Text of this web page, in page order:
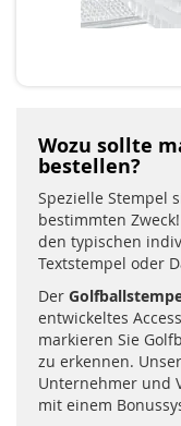
Wozu sollte
bestellen?
Spezielle Stempel
bestimmten
den typischen
Textstempel oder
Der
entwickeltes
markieren Sie
zu erkennen.
Unternehmer und
mit einem